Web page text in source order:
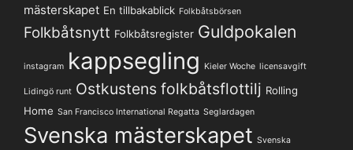
mästerskapet En tillbakablick Folkbåtsbörsen
Folkbåtsnytt Folkbåtsregister Guldpokalen
instagram kappsegling Kieler Woche licensavgift
Lidingö runt Ostkustens folkbåtsflottilj Rolling
Home San Francisco International Regatta Seglardagen
Svenska mästerskapet Svenska